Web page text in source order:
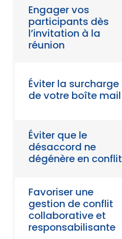
Engager vos
participants dès
l’invitation à la
réunion
Éviter la surcharge
de votre boîte mail
Éviter que le
désaccord ne
dégénère en conflit
Favoriser une
gestion de conflit
collaborative et
responsabilisante